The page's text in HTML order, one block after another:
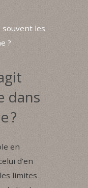
souvent les
?
dans
?
en
d’en
limites